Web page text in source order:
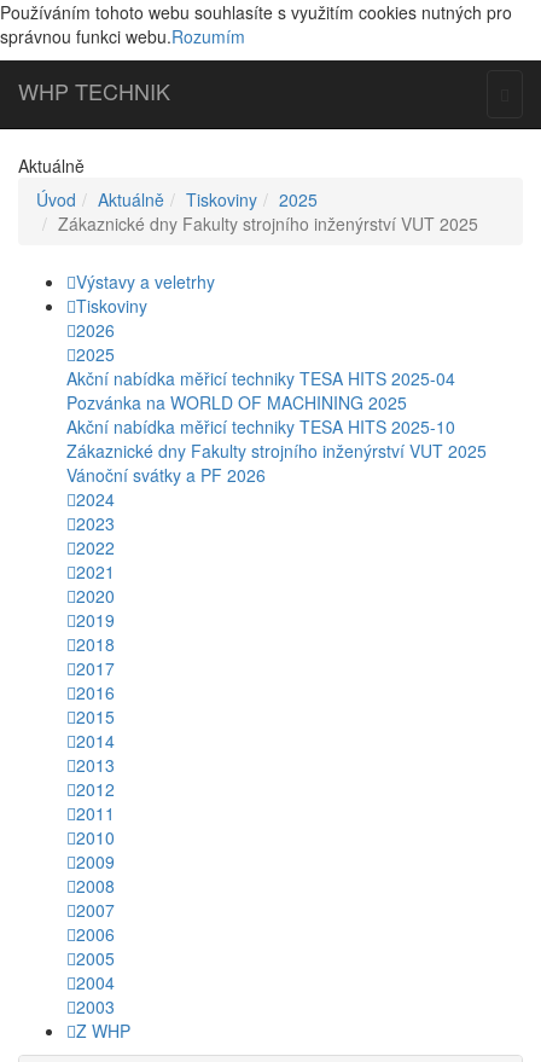
Používáním tohoto webu souhlasíte s využitím cookies nutných pro
správnou funkci webu.Rozumím
WHP TECHNIK
Aktuálně
Úvod
Aktuálně Tiskoviny
2025
Zákaznické dny Fakulty strojního inženýrství VUT 2025
Výstavy a veletrhy
Tiskoviny
2026
2025
Akční nabídka měřicí techniky TESA HITS 2025-04
Pozvánka na WORLD OF MACHINING 2025
Akční nabídka měřicí techniky TESA HITS 2025-10
Zákaznické dny Fakulty strojního inženýrství VUT 2025
Vánoční svátky a PF 2026
2024
2023
2022
2021
2020
2019
2018
2017
2016
2015
2014
2013
2012
2011
2010
2009
2008
2007
2006
2005
2004
2003
Z WHP